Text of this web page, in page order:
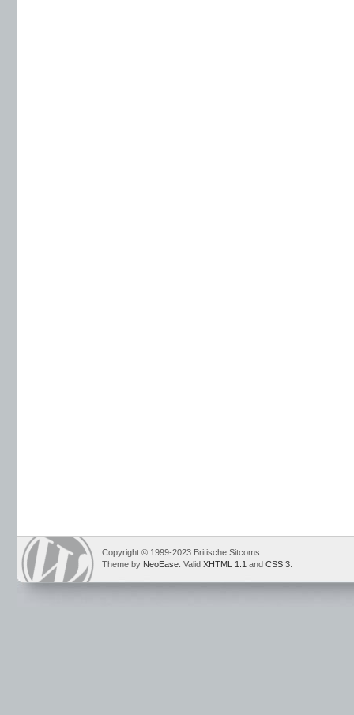
Copyright © 1999-2023 Britische Sitcoms
Theme by NeoEase . Valid XHTML 1.1 and CSS 3